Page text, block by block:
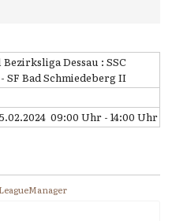
Dessau : SSC
SF Bad Schmiedeberg II
09:00 Uhr - 14:00 Uhr